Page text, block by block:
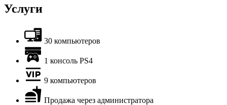
Услуги
30 компьютеров
1 консоль PS4
9 компьютеров
Продажа через администратора